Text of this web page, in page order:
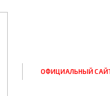
ОФИЦИАЛЬНЫЙ